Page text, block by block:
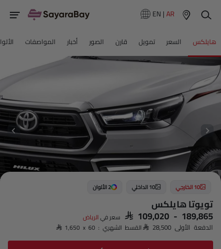
EN|AR
هايلكس السعر تمويل قارن الصور أخبار المواصفات
10 الخارجي 10 الداخلي 2 الألوان
تويوتا هايلكس
SAR 109,020 - 189,865 سعر فيالرياض‎
الدفعة الأولى SAR 28,500 القسط الشهري : SAR 1,650 x 60